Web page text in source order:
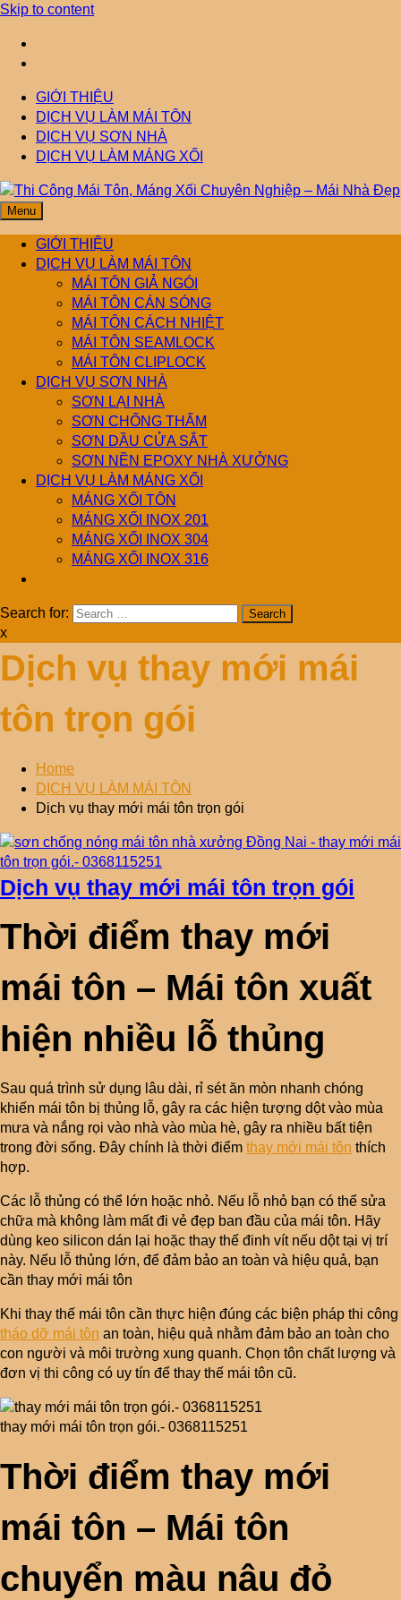
Skip to content
GIỚI THIỆU
DỊCH VỤ LÀM MÁI TÔN
DỊCH VỤ SƠN NHÀ
DỊCH VỤ LÀM MÁNG XỐI
Thi Công Mái Tôn,
Máng Xối Chuyên
Nghiệp – Mái Nhà
Đẹp
Mái Nhà Đẹp chuyên làm mái tôn, máng xối chống thấm, thoát
nước hiệu quả. Đội ngũ lành nghề – bảo hành dài hạn – tư vấn
miễn phí.
Menu
GIỚI THIỆU
DỊCH VỤ LÀM MÁI TÔN
MÁI TÔN GIẢ NGÓI
MÁI TÔN CÁN SÓNG
MÁI TÔN CÁCH NHIỆT
MÁI TÔN SEAMLOCK
MÁI TÔN CLIPLOCK
DỊCH VỤ SƠN NHÀ
SƠN LẠI NHÀ
SƠN CHỐNG THẤM
SƠN DẦU CỬA SẮT
SƠN NỀN EPOXY NHÀ XƯỞNG
DỊCH VỤ LÀM MÁNG XỐI
MÁNG XỐI TÔN
MÁNG XỐI INOX 201
MÁNG XỐI INOX 304
MÁNG XỐI INOX 316
Search for:
x
Dịch vụ thay mới mái
tôn trọn gói
Home
DỊCH VỤ LÀM MÁI TÔN
Dịch vụ thay mới mái tôn trọn gói
Dịch vụ thay mới mái tôn trọn gói
Thời điểm thay mới
mái tôn – Mái tôn xuất
hiện nhiều lỗ thủng
Sau quá trình sử dụng lâu dài, rỉ sét ăn mòn nhanh chóng
khiến mái tôn bị thủng lỗ, gây ra các hiện tượng dột vào mùa
mưa và nắng rọi vào nhà vào mùa hè, gây ra nhiều bất tiện
trong đời sống. Đây chính là thời điểm thay mới mái tôn thích
hợp.
Các lỗ thủng có thể lớn hoặc nhỏ. Nếu lỗ nhỏ bạn có thể sửa
chữa mà không làm mất đi vẻ đẹp ban đầu của mái tôn. Hãy
dùng keo silicon dán lại hoặc thay thế đinh vít nếu dột tại vị trí
này. Nếu lỗ thủng lớn, để đảm bảo an toàn và hiệu quả, bạn
cần thay mới mái tôn
Khi thay thế mái tôn cần thực hiện đúng các biện pháp thi công
tháo dỡ mái tôn an toàn, hiệu quả nhằm đảm bảo an toàn cho
con người và môi trường xung quanh. Chọn tôn chất lượng và
đơn vị thi công có uy tín để thay thế mái tôn cũ.
thay mới mái tôn trọn gói.- 0368115251
Thời điểm thay mới
mái tôn – Mái tôn
chuyển màu nâu đỏ